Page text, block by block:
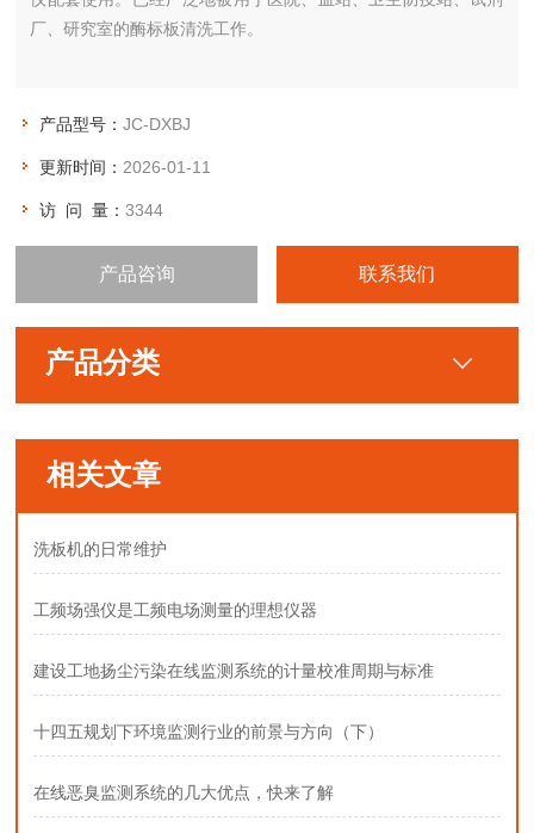
厂、研究室的酶标板清洗工作。
产品型号：JC-DXBJ
更新时间： 2026-01-11
访 问 量：3344
产品咨询 联系我们
产品分类
相关文章
洗板机的日常维护
工频场强仪是工频电场测量的理想仪器
建设工地扬尘污染在线监测系统的计量校准周期与标准
十四五规划下环境监测行业的前景与方向（下）
在线恶臭监测系统的几大优点，快来了解